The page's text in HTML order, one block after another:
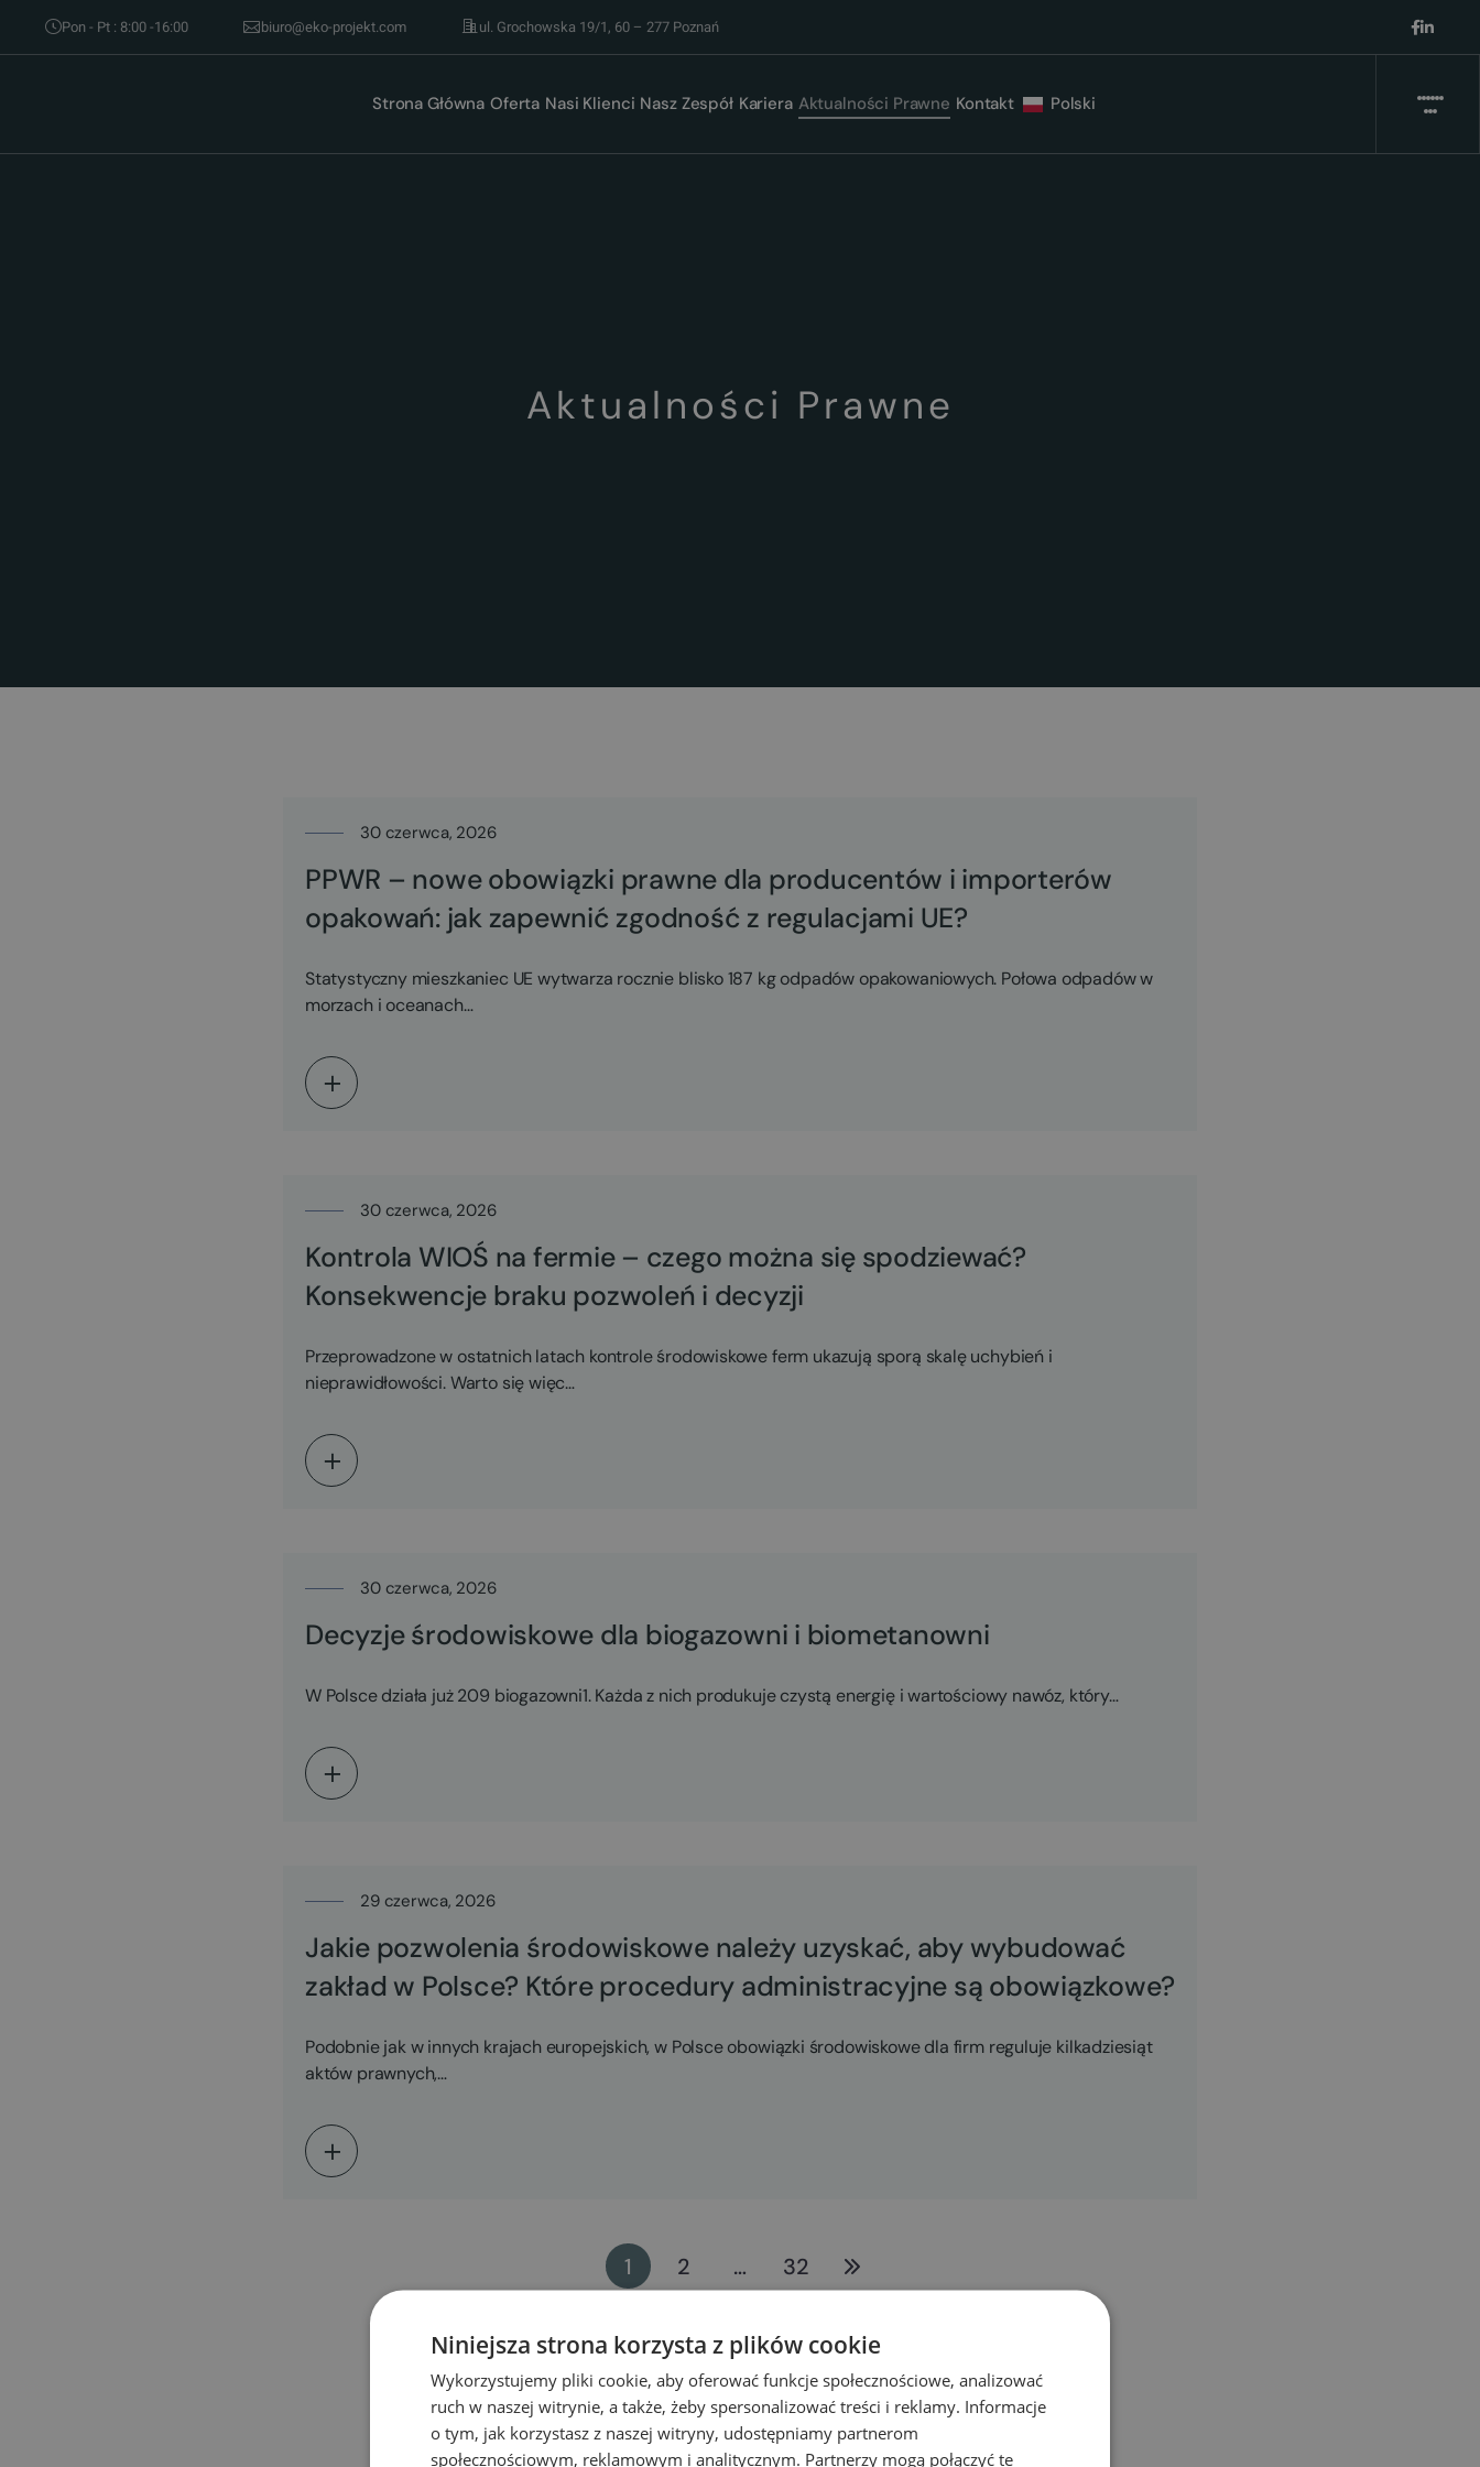
Pon - Pt : 8:00 -16:00 biuro@eko-projekt.com ul. Grochowska 19/1, 60 – 277 Poznań
Strona Główna Oferta Nasi Klienci Nasz Zespół Kariera Aktualności Prawne Kontakt Polski
Aktualności Prawne
30 czerwca, 2026
PPWR – nowe obowiązki prawne dla producentów i importerów
opakowań: jak zapewnić zgodność z regulacjami UE?
Statystyczny mieszkaniec UE wytwarza rocznie blisko 187 kg odpadów opakowaniowych. Połowa odpadów w
morzach i oceanach…
30 czerwca, 2026
Kontrola WIOŚ na fermie ­– czego można się spodziewać?
Konsekwencje braku pozwoleń i decyzji
Przeprowadzone w ostatnich latach kontrole środowiskowe ferm ukazują sporą skalę uchybień i
nieprawidłowości. Warto się więc…
30 czerwca, 2026
Decyzje środowiskowe dla biogazowni i biometanowni
W Polsce działa już 209 biogazowni1. Każda z nich produkuje czystą energię i wartościowy nawóz, który…
29 czerwca, 2026
Jakie pozwolenia środowiskowe należy uzyskać, aby wybudować
zakład w Polsce? Które procedury administracyjne są obowiązkowe?
Podobnie jak w innych krajach europejskich, w Polsce obowiązki środowiskowe dla firm reguluje kilkadziesiąt
aktów prawnych,…
1 2 … 32
Niniejsza strona korzysta z plików cookie
Wykorzystujemy pliki cookie, aby oferować funkcje społecznościowe, analizować
ruch w naszej witrynie, a także, żeby spersonalizować treści i reklamy. Informacje
o tym, jak korzystasz z naszej witryny, udostępniamy partnerom
społecznościowym, reklamowym i analitycznym. Partnerzy mogą połączyć te